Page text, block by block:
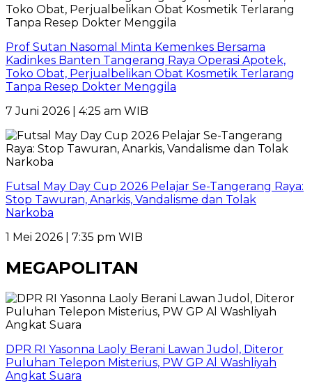
Prof Sutan Nasomal Minta Kemenkes Bersama
Kadinkes Banten Tangerang Raya Operasi Apotek,
Toko Obat, Perjualbelikan Obat Kosmetik Terlarang
Tanpa Resep Dokter Menggila
7 Juni 2026 | 4:25 am WIB
Futsal May Day Cup 2026 Pelajar Se-Tangerang Raya:
Stop Tawuran, Anarkis, Vandalisme dan Tolak
Narkoba
1 Mei 2026 | 7:35 pm WIB
MEGAPOLITAN
DPR RI Yasonna Laoly Berani Lawan Judol, Diteror
Puluhan Telepon Misterius, PW GP Al Washliyah
Angkat Suara